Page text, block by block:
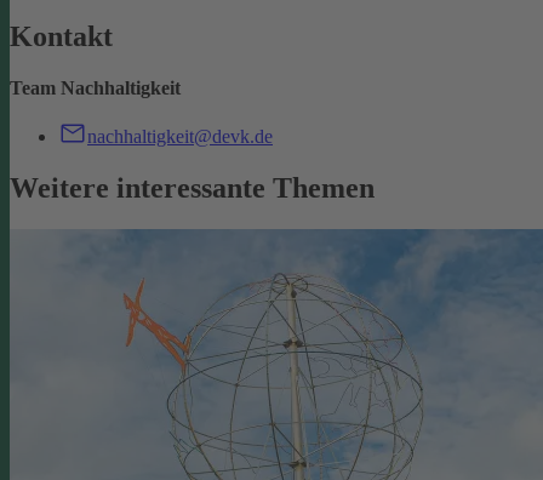
Kontakt
Team Nachhaltigkeit
nachhaltigkeit@devk.de
Weitere interessante Themen